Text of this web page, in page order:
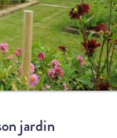
jardin